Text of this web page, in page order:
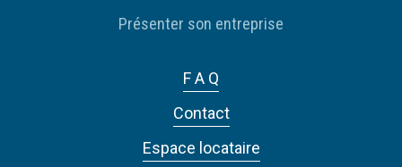
Présenter son entreprise
F A Q
Contact
Espace locataire